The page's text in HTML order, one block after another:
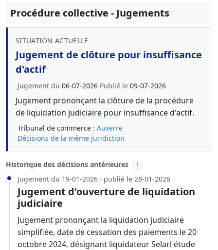
Procédure collective - Jugements
SITUATION ACTUELLE
Jugement de clôture pour insuffisance
d'actif
Jugement du 06-07-2026 Publié le 09-07-2026
Jugement prononçant la clôture de la procédure
de liquidation judiciaire pour insuffisance d'actif.
Tribunal de commerce : Auxerre
Décisions de la même juridiction
Historique des décisions antérieures 1
Jugement du 19-01-2026 · publié le 28-01-2026
Jugement d'ouverture de liquidation
judiciaire
Jugement prononçant la liquidation judiciaire
simplifiée, date de cessation des paiements le 20
octobre 2024, désignant liquidateur Selarl étude